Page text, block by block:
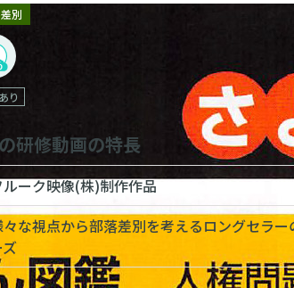
別
り
研修動画の特長
ルーク映像(株)制作作品
な視点から部落差別を考えるロングセラー